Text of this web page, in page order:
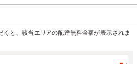
くと、該当エリアの配達無料金額が表示されま